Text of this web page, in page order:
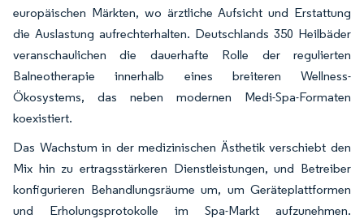
europäischen Märkten, wo ärztliche Aufsicht und Erstattung
die Auslastung aufrechterhalten. Deutschlands 350 Heilbäder
veranschaulichen die dauerhafte Rolle der regulierten
Balneotherapie innerhalb eines breiteren Wellness-
Ökosystems, das neben modernen Medi-Spa-Formaten
koexistiert.
Das Wachstum in der medizinischen Ästhetik verschiebt den
Mix hin zu ertragsstärkeren Dienstleistungen, und Betreiber
konfigurieren Behandlungsräume um, um Geräteplattformen
und Erholungsprotokolle im Spa-Markt aufzunehmen.